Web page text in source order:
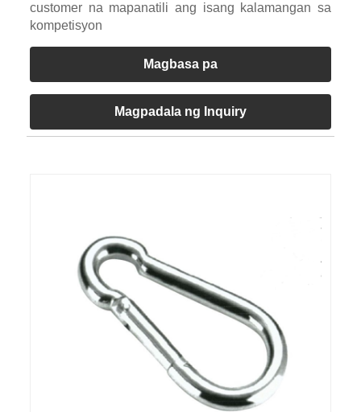
customer na mapanatili ang isang kalamangan sa
kompetisyon
Magbasa pa
Magpadala ng Inquiry